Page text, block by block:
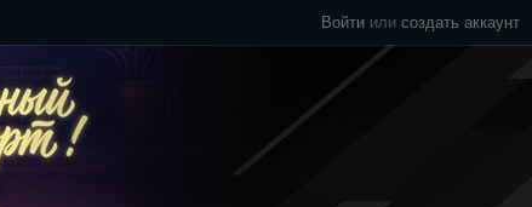
Войти или создать аккаунт